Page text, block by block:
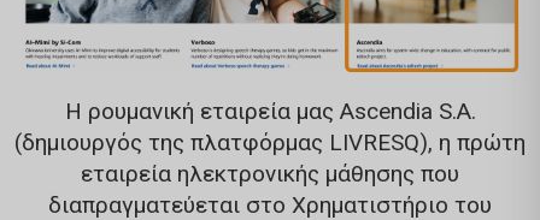
Η ρουμανική εταιρεία μας Ascendia S.A.
(δημιουργός της πλατφόρμας LIVRESQ), η πρώτη
εταιρεία ηλεκτρονικής μάθησης που
διαπραγματεύεται στο Χρηματιστήριο του